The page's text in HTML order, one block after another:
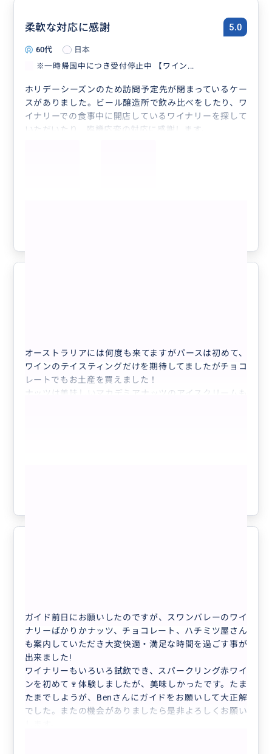
柔軟な対応に感謝 5.0
60代
日本
※一時帰国中につき受付停止中 【ワイン...
ホリデーシーズンのため訪問予定先が閉まっているケー
スがありました。ビール醸造所で飲み比べをしたり、ワ
イナリーでの食事中に開店しているワイナリーを探して
いただいたり、臨機応変の対応に感謝します。
オーストラリアには何度も来てますがパースは初めて、
ワインのテイスティングだけを期待してましたがチョコ
レートでもお土産を買えました！
ナッツは美味しいマカデミアナッツのアイスクリームも
ガイド前日にお願いしたのですが、スワンバレーのワイ
ナリーばかりかナッツ、チョコレート、ハチミツ屋さん
も案内していただき大変快適・満足な時間を過ごす事が
出来ました!
ワイナリーもいろいろ試飲でき、スパークリング赤ワイ
ンを初めて🍷体験しましたが、美味しかったです。たま
たまでしようが、Benさんにガイドをお願いして大正解
でした。またの機会がありましたら是非よろしくお願い